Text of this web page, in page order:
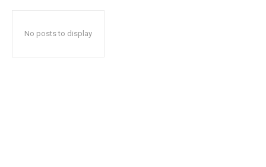
No posts to display